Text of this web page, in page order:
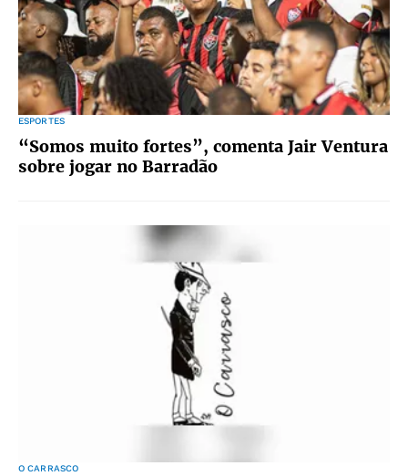
ESPORTES
“Somos muito fortes”, comenta Jair Ventura
sobre jogar no Barradão
O CARRASCO